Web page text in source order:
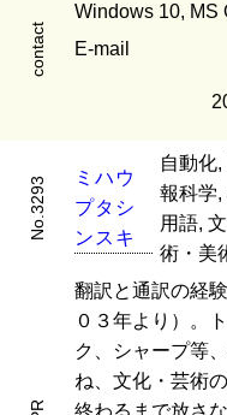
Windows 10, MS
contact E-mail
No.3293 ミ ハ ウ
プタ シ
ン ス キ
自動化
報科学,
用語,
術・美
翻訳と通訳の経
０３年より）。
ク、シャープ等
ね、文化・芸術
終わるまで放さ